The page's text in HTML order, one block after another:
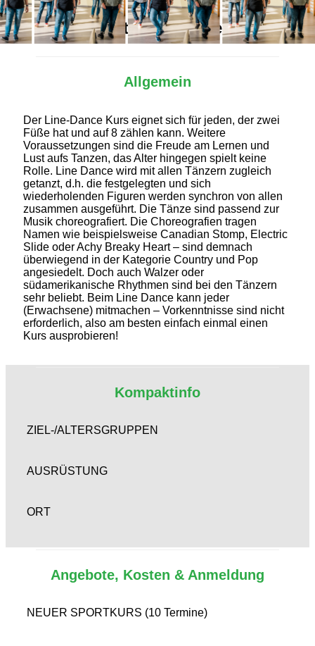
Alles Wichtige auf einen Blick
Allgemein
Der Line-Dance Kurs eignet sich für jeden, der zwei
Füße hat und auf 8 zählen kann. Weitere
Voraussetzungen sind die Freude am Lernen und
Lust aufs Tanzen, das Alter hingegen spielt keine
Rolle. Line Dance wird mit allen Tänzern zugleich
getanzt, d.h. die festgelegten und sich
wiederholenden Figuren werden synchron von allen
zusammen ausgeführt. Die Tänze sind passend zur
Musik choreografiert. Die Choreografien tragen
Namen wie beispielsweise Canadian Stomp, Electric
Slide oder Achy Breaky Heart – sind demnach
überwiegend in der Kategorie Country und Pop
angesiedelt. Doch auch Walzer oder
südamerikanische Rhythmen sind bei den Tänzern
sehr beliebt. Beim Line Dance kann jeder
(Erwachsene) mitmachen – Vorkenntnisse sind nicht
erforderlich, also am besten einfach einmal einen
Kurs ausprobieren!
Kompaktinfo
ZIEL-/ALTERSGRUPPEN
AUSRÜSTUNG
ORT
Angebote, Kosten & Anmeldung
NEUER SPORTKURS (10 Termine)